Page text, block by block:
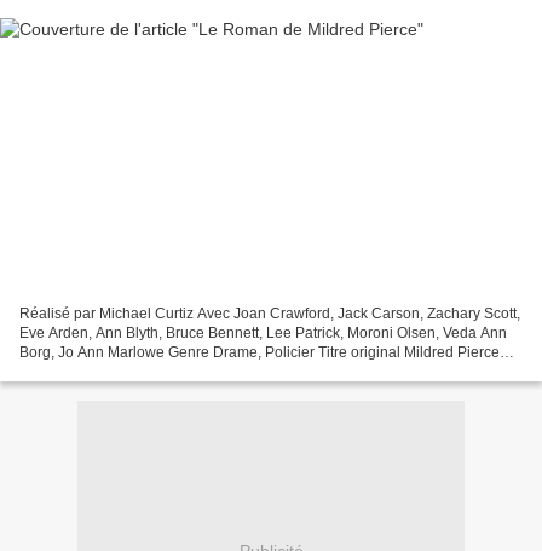
Réalisé par Michael Curtiz Avec Joan Crawford, Jack Carson, Zachary Scott,
Eve Arden, Ann Blyth, Bruce Bennett, Lee Patrick, Moroni Olsen, Veda Ann
Borg, Jo Ann Marlowe Genre Drame, Policier Titre original Mildred Pierce